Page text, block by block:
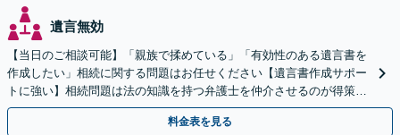
遺言無効
【当日のご相談可能】「親族で揉めている」「有効性のある遺言書を
作成したい」相続に関する問題はお任せください【遺言書作成サポー
トに強い】相続問題は法の知識を持つ弁護士を仲介させるのが得策で
す。【完全個室で安心】終活のご準備をしっかり対応
料金表を見る